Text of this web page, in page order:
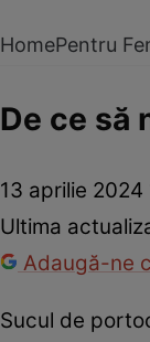
HomePentru
De ce să
13 aprilie 2024
Ultima
Adaugă-ne
Sucul de